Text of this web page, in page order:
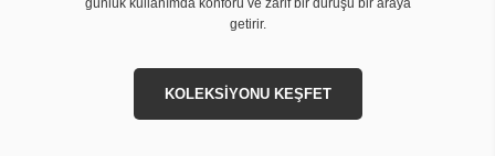
günlük kullanımda konforu ve zarif bir duruşu bir araya
getirir.
KOLEKSİYONU KEŞFET